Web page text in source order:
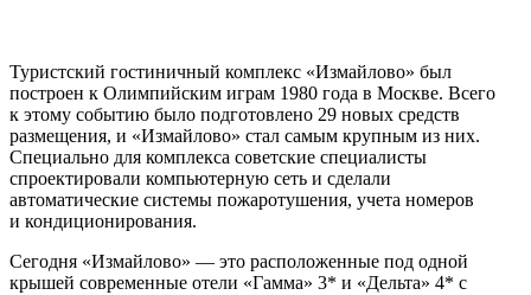
Туристский гостиничный комплекс «Измайлово» был
построен к Олимпийским играм 1980 года в Москве. Всего
к этому событию было подготовлено 29 новых средств
размещения, и «Измайлово» стал самым крупным из них.
Специально для комплекса советские специалисты
спроектировали компьютерную сеть и сделали
автоматические системы пожаротушения, учета номеров
и кондиционирования.
Сегодня «Измайлово» — это расположенные под одной
крышей современные отели «Гамма» 3* и «Дельта» 4* с